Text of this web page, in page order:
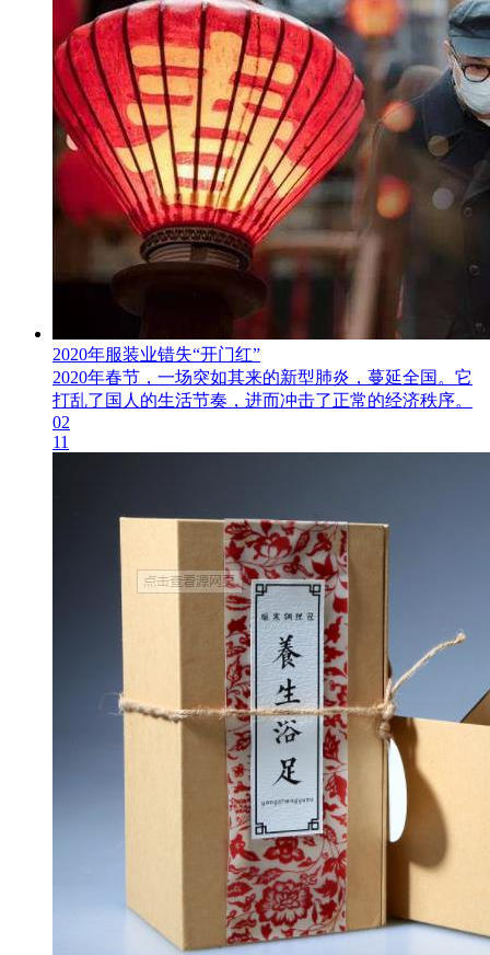
2020年服装业错失“开门红”
2020年春节，一场突如其来的新型肺炎，蔓延全国。它
打乱了国人的生活节奏，进而冲击了正常的经济秩序。
02
11